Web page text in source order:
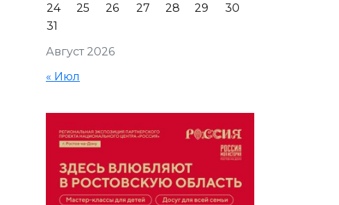
Август 2026
24
25 26 27 28 29
30
31
« Июл